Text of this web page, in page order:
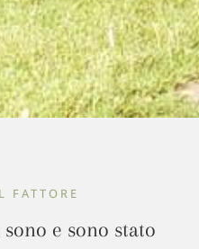
FATTORE
e sono stato